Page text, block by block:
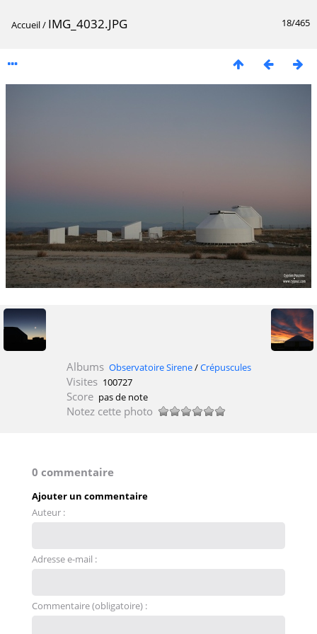
18/465
Accueil/ IMG_4032.JPG
Albums Observatoire Sirene/Crépuscules
Visites 100727
Score pas de note
Notez cette photo
0 commentaire
Ajouter un commentaire
Auteur :
Adresse e-mail :
Commentaire (obligatoire) :